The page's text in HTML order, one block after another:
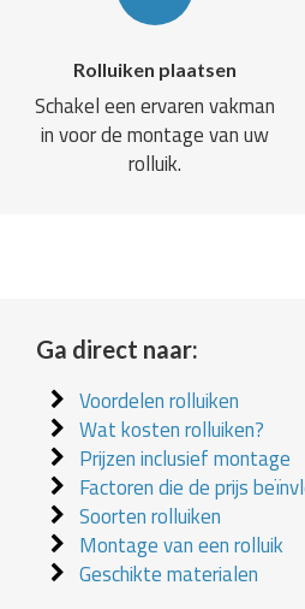
Rolluiken plaatsen
Schakel een ervaren vakman
in voor de montage van uw
rolluik.
Ga direct naar:
Voordelen rolluiken
Wat kosten rolluiken?
Prijzen inclusief montage
Factoren die de prijs
Soorten rolluiken
Montage van een rolluik
Geschikte materialen